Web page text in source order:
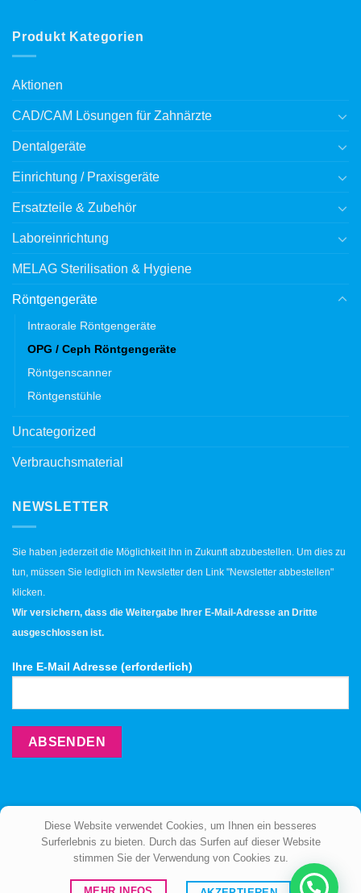
Produkt Kategorien
Aktionen
CAD/CAM Lösungen für Zahnärzte
Dentalgeräte
Einrichtung / Praxisgeräte
Ersatzteile & Zubehör
Laboreinrichtung
MELAG Sterilisation & Hygiene
Röntgengeräte
Intraorale Röntgengeräte
OPG / Ceph Röntgengeräte
Röntgenscanner
Röntgenstühle
Uncategorized
Verbrauchsmaterial
NEWSLETTER
Sie haben jederzeit die Möglichkeit ihn in Zukunft abzubestellen. Um dies zu
tun, müssen Sie lediglich im Newsletter den Link "Newsletter abbestellen"
klicken.
Wir versichern, dass die Weitergabe Ihrer E-Mail-Adresse an Dritte
ausgeschlossen ist.
Ihre E-Mail Adresse (erforderlich)
ÜBER UNS BERATUNG KONTAKT
Diese Website verwendet Cookies, um Ihnen ein besseres
Surferlebnis zu bieten. Durch das Surfen auf dieser Website
stimmen Sie der Verwendung von Cookies zu.